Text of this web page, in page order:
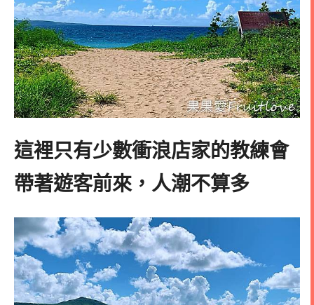
這裡只有少數衝浪店家的教練會
帶著遊客前來，人潮不算多